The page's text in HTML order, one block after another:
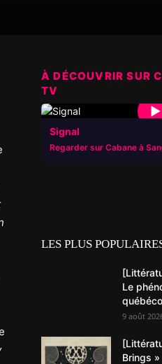
À DÉCOUVRIR SUR
TV
▶
Signal
Regarder sur Cabane à
LES PLUS
Le
9 août
Brings